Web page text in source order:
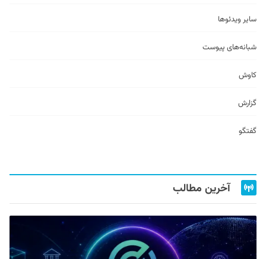
سایر ویدئو‌ها
شبانه‌های پیوست
کاوش
گزارش
گفتگو
آخرین مطالب